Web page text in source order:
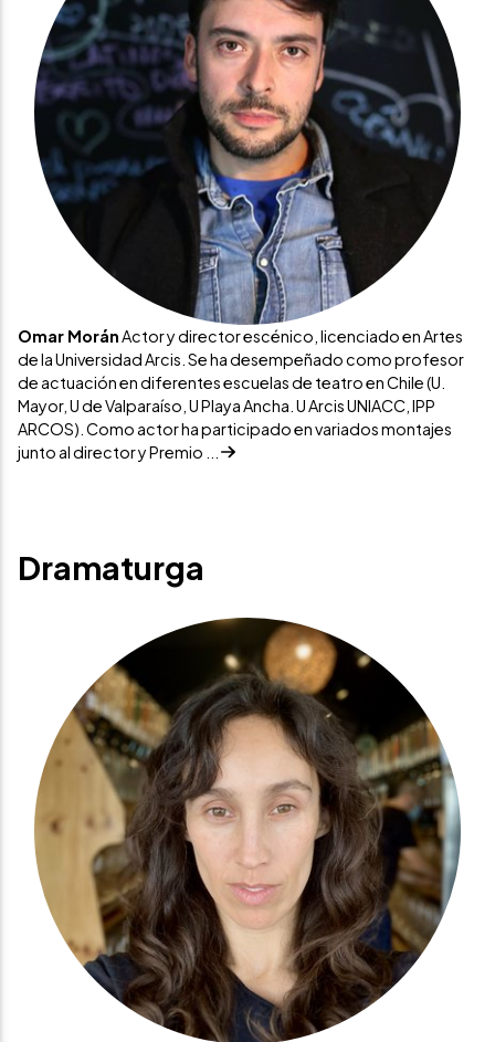
Omar Morán Actor y director escénico, licenciado en Artes
de la Universidad Arcis. Se ha desempeñado como profesor
de actuación en diferentes escuelas de teatro en Chile (U.
Mayor, U de Valparaíso, U Playa Ancha. U Arcis UNIACC, IPP
ARCOS). Como actor ha participado en variados montajes
junto al director y Premio ...
Dramaturga